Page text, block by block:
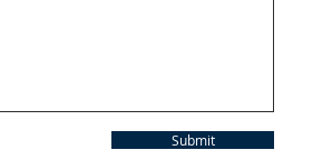
Submit